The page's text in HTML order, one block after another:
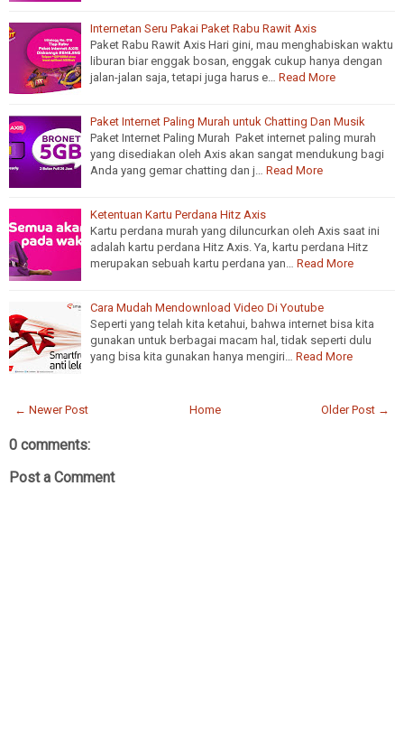
Internetan Seru Pakai Paket Rabu Rawit Axis
Paket Rabu Rawit Axis Hari gini, mau menghabiskan waktu
liburan biar enggak bosan, enggak cukup hanya dengan
jalan-jalan saja, tetapi juga harus e…
Read More
Paket Internet Paling Murah untuk Chatting Dan Musik
Paket Internet Paling Murah Paket internet paling murah
yang disediakan oleh Axis akan sangat mendukung bagi
Anda yang gemar chatting dan j…
Read More
Ketentuan Kartu Perdana Hitz Axis
Kartu perdana murah yang diluncurkan oleh Axis saat ini
adalah kartu perdana Hitz Axis. Ya, kartu perdana Hitz
merupakan sebuah kartu perdana yan…
Read More
Cara Mudah Mendownload Video Di Youtube
Seperti yang telah kita ketahui, bahwa internet bisa kita
gunakan untuk berbagai macam hal, tidak seperti dulu
yang bisa kita gunakan hanya mengiri…
Read More
← Newer Post Older Post →
Home
0 comments:
Post a Comment